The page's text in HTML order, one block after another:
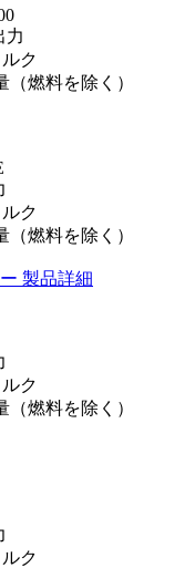
力
ク
（燃料を除く）
ク
（燃料を除く）
製品詳細
ク
（燃料を除く）
ク